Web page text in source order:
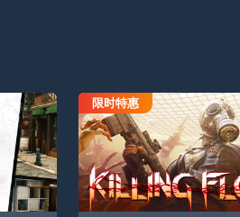
杀戮空间2
限时特惠